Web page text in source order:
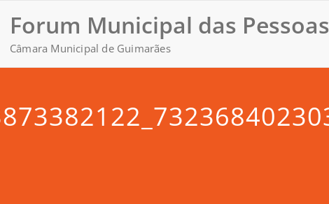
Forum Municipal das
Câmara Municipal de Guimarães